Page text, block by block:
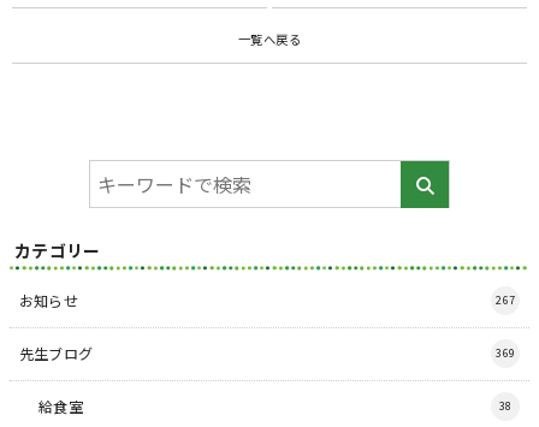
一覧へ戻る
カテゴリー
お知らせ 267
先生ブログ 369
給食室 38